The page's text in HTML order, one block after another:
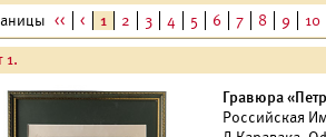
<< < 1 2 3 4 5 6 7 8 9 10
1.
Гравюра
Российская